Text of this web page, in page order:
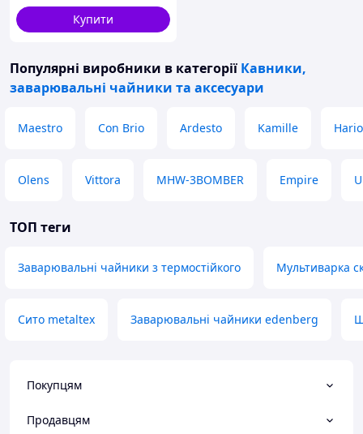
Купити
Популярні виробники в категорії Кавники,
заварювальні чайники та аксесуари
Maestro Con Brio Ardesto Kamille Hario
Olens Vittora MHW-3BOMBER Empire
ТОП теги
Заварювальні чайники з термостійкого Мультиварка
Сито metaltex Заварювальні чайники edenberg
Покупцям
Продавцям